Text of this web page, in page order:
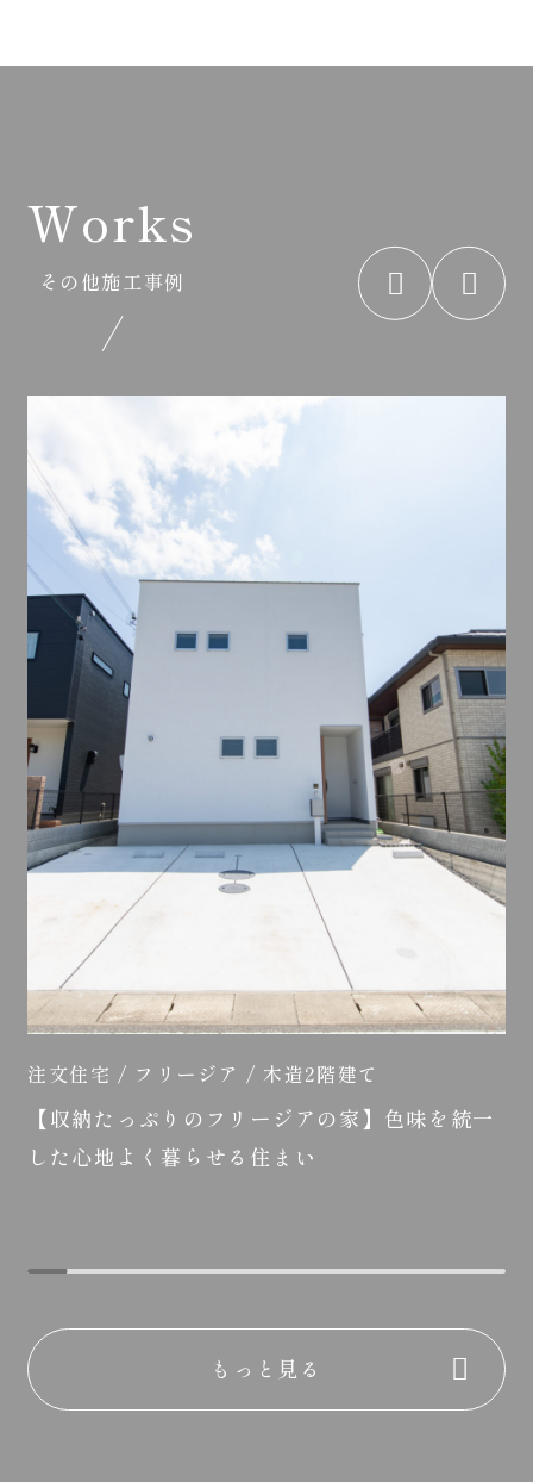
Works
その他施工事例
注文住宅 / ソラマド / 木造2階建て
【エントランスポーチのあるソラマドの家】外
から想像できない開放感あふれる住まい
もっと見る